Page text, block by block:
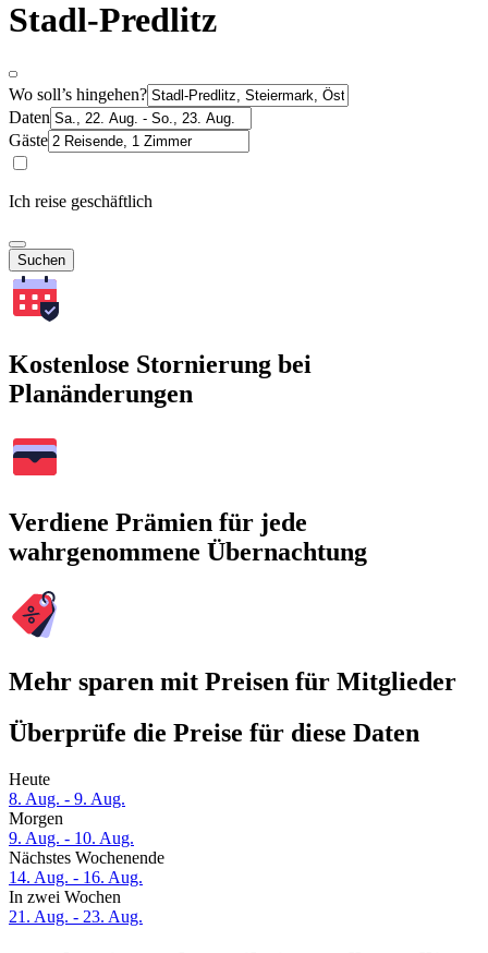
Stadl-Predlitz
Wo soll’s hingehen?
Daten
Gäste
Ich reise geschäftlich
Suchen
Kostenlose Stornierung bei
Planänderungen
Verdiene Prämien für jede
wahrgenommene Übernachtung
Mehr sparen mit Preisen für Mitglieder
Überprüfe die Preise für diese Daten
Heute
8. Aug. - 9. Aug.
Morgen
9. Aug. - 10. Aug.
Nächstes Wochenende
14. Aug. - 16. Aug.
In zwei Wochen
21. Aug. - 23. Aug.